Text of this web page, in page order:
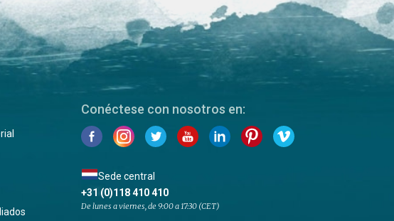
Conéctese con nosotros en:
Sede central
+31 (0)118 410 410
De lunes a viernes, de 9:00 a 17:30 (CET)